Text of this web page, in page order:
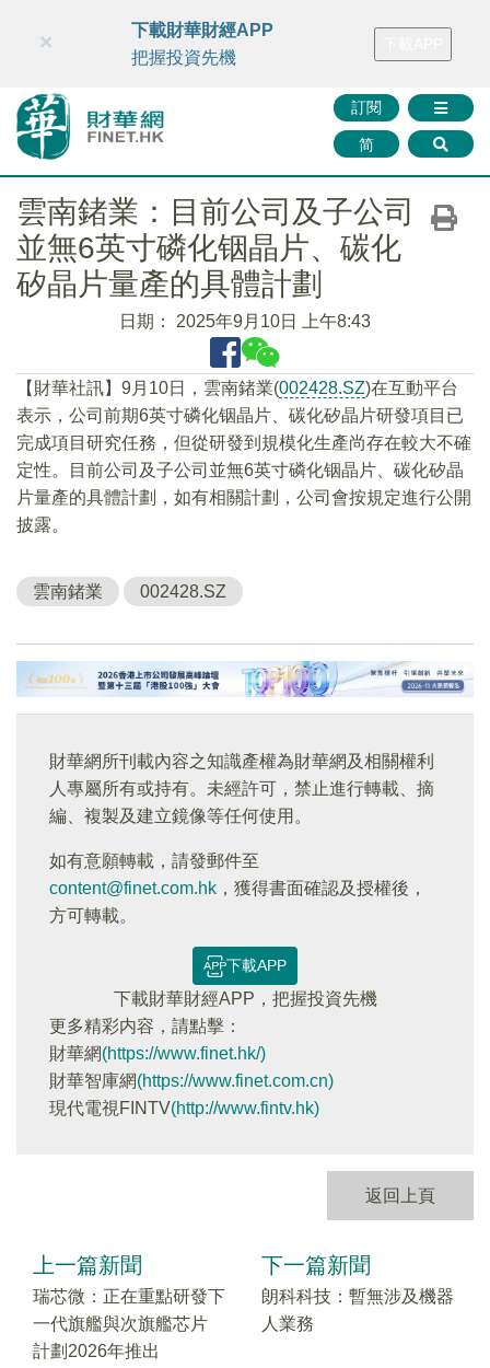
財華智庫網 FINTV FINMETA 財華證券 媒體矩陣
訂閱
简
×
下載財華財經APP
把握投資先機
雲南鍺業：目前公司及子公司
並無6英寸磷化铟晶片、碳化
矽晶片量產的具體計劃
日期： 2025年9月10日 上午8:43
【財華社訊】9月10日，雲南鍺業(002428.SZ)在互動平台
表示，公司前期6英寸磷化铟晶片、碳化矽晶片研發項目已
完成項目研究任務，但從研發到規模化生產尚存在較大不確
定性。目前公司及子公司並無6英寸磷化铟晶片、碳化矽晶
片量產的具體計劃，如有相關計劃，公司會按規定進行公開
披露。
雲南鍺業 002428.SZ
財華網所刊載內容之知識產權為財華網及相關權利
人專屬所有或持有。未經許可，禁止進行轉載、摘
編、複製及建立鏡像等任何使用。
如有意願轉載，請發郵件至
content@finet.com.hk ，獲得書面確認及授權後，
方可轉載。
下載APP
下載財華財經APP，把握投資先機
更多精彩内容，請點擊：
財華網(https://www.finet.hk/)
財華智庫網(https://www.finet.com.cn)
現代電視FINTV(http://www.fintv.hk)
返回上頁
上一篇新聞
瑞芯微：正在重點研發下
一代旗艦與次旗艦芯片
計劃2026年推出
下一篇新聞
朗科科技：暫無涉及機器
人業務